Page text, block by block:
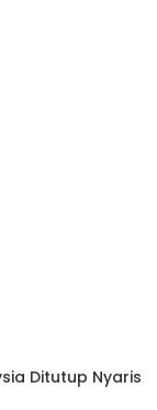
Ditutup Nyaris